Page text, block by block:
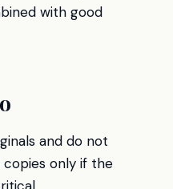
with good
and do not
only if the